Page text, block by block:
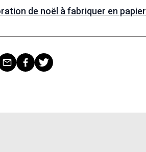
de noël à fabriquer en papier